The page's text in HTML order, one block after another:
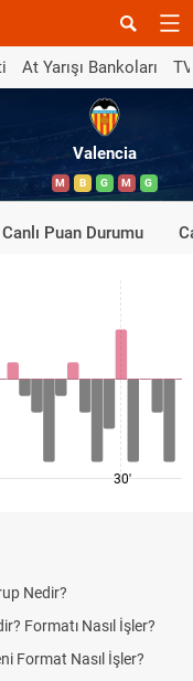
At Yarışı Bankoları
Valencia
M B G M G
Canlı Puan Durumu
30'
Nedir?
Formatı Nasıl İşler?
Format Nasıl İşler?